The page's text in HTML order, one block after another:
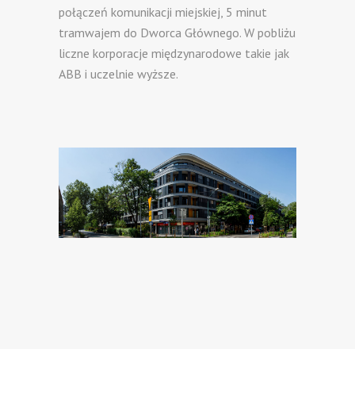
połączeń komunikacji miejskiej, 5 minut
tramwajem do Dworca Głównego. W pobliżu
liczne korporacje międzynarodowe takie jak
ABB i uczelnie wyższe.